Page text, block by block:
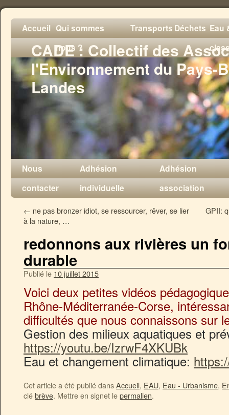
CADE : Collectif des
l'Environnement du Pays-
Landes
Accueil Qui sommes
nous ?
TransportsDéchets Eau
Nous
contacter
Adhésion
individuelle
Adhésion
association
← ne pas bronzer idiot, se ressourcer, rêver, se lier
à la nature, …
GPII:
redonnons aux rivières un
durable
Publié le 10 juillet 2015
Voici deux petites vidéos
Rhône-Méditerranée-Corse,
difficultés que nous connaissons sur
Gestion des milieux aquatiques et
https://youtu.be/IzrwF4XKUBk
Eau et changement climatique:
Cet article a été publié dansAccueil, EAU, Eau - Urbanisme,
clébrève. Mettre en signet lepermalien.